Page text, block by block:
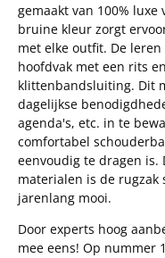
gemaakt van 100%
bruine kleur zorgt
met elke outfit. De
hoofdvak met een rits
klittenbandsluiting. Dit
dagelijkse
agenda's, etc. in te
comfortabel
eenvoudig te dragen is.
materialen is de
jarenlang mooi.
Door experts hoog
mee eens! Op nummer